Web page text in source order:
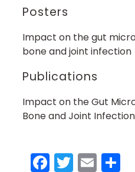
Posters
Impact on the gut
bone and joint infection
Publications
Impact on the Gut
Bone and Joint Infection
Facebook
Twitter
Email